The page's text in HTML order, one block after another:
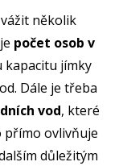
několik
počet osob v
jímky
Dále je třeba
vod, které
přímo ovlivňuje
důležitým